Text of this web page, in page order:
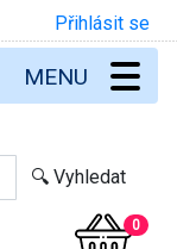
Přihlásit se
0
MENU